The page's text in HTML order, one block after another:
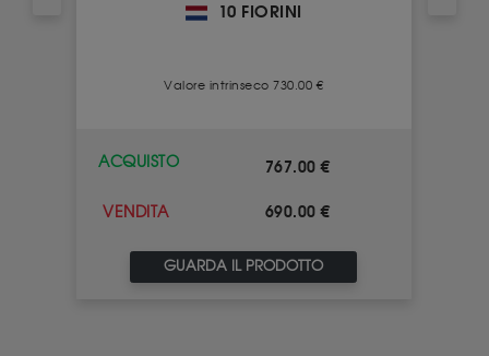
10 FIORINI
Valore intrinseco 730.00 €
ACQUISTO 767.00 €
VENDITA 690.00 €
GUARDA IL PRODOTTO